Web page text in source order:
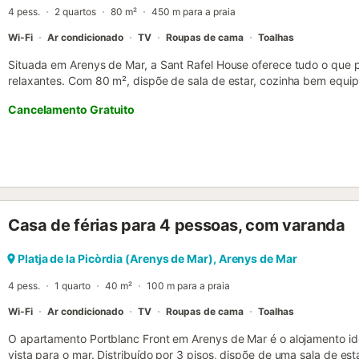
4 pess. 2 quartos 80 m² 450 m para a praia
Wi-Fi Ar condicionado TV Roupas de cama Toalhas
Situada em Arenys de Mar, a Sant Rafel House oferece tudo o que
relaxantes. Com 80 m², dispõe de sala de estar, cozinha bem
videochamadas), ar condicionado na sala e cozinha, televisão,
casa conta ainda com um terraço privado descoberto, perfeito
no centro de Arenys de Mar, a apenas 5 minutos a pé da praia,
de comboios. O Porto de Arenys também fica próximo, com
são permitidos animais de estimação. O alojamento destina-se a
check-in. A casa situa-se numa zona residencial onde, por normas
propriedade. Pedimos que sejam respeitadores com a vizinhança
reserva....
Cancelamento Gratuito
Casa de férias para 4 pessoas, com varanda
Platja de la Picòrdia (Arenys de Mar), Arenys de Mar
4 pess. 1 quarto 40 m² 100 m para a praia
Wi-Fi Ar condicionado TV Roupas de cama Toalhas
O apartamento Portblanc Front em Arenys de Mar é o alojamento
vista para o mar. Distribuído por 3 pisos, dispõe de uma sala de